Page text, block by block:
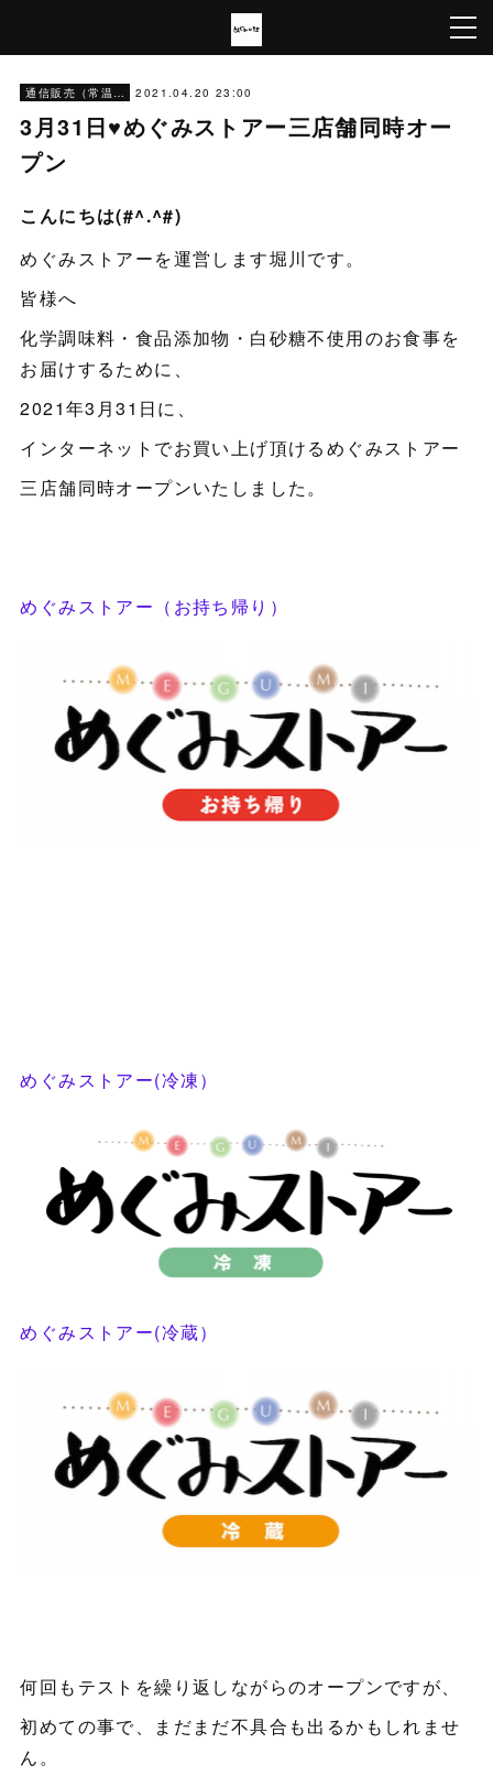
通信販売（常温） 2021.04.20 23:00
3月31日♥めぐみストアー三店舗同時オー
プン
こんにちは(#^.^#)
めぐみストアーを運営します堀川です。
皆様へ
化学調味料・食品添加物・白砂糖不使用のお食事を
お届けするために、
2021年3月31日に、
インターネットでお買い上げ頂けるめぐみストアー
三店舗同時オープンいたしました。
めぐみストアー（お持ち帰り）
めぐみストアー(冷凍）
めぐみストアー(冷蔵）
何回もテストを繰り返しながらのオープンですが、
初めての事で、まだまだ不具合も出るかもしれませ
ん。